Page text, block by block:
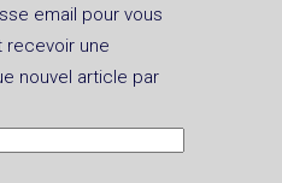
email pour vous
recevoir une
nouvel article par